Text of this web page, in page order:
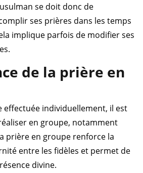
se doit donc de
ses prières dans les temps
implique parfois de modifier ses
de la prière en
effectuée individuellement, il est
en groupe, notamment
prière en groupe renforce la
entre les fidèles et permet de
divine.